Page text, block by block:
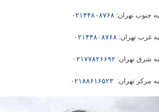
جنوب تهران: ۰۲۱۴۴۸۰۸۷۶۸
غرب تهران: ۰۲۱۴۴۸۰۸۷۶۸
شرق تهران: ۰۲۱۷۷۸۲۶۶۹۲
مرکز تهران: ۰۲۱۸۸۶۱۶۵۲۳